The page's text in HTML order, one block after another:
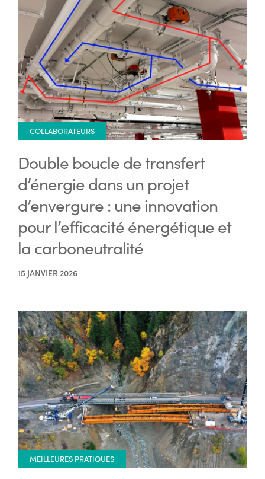
COLLABORATEURS
Double boucle de transfert
d’énergie dans un projet
d’envergure : une innovation
pour l’efficacité énergétique et
la carboneutralité
15 JANVIER 2026
MEILLEURES PRATIQUES